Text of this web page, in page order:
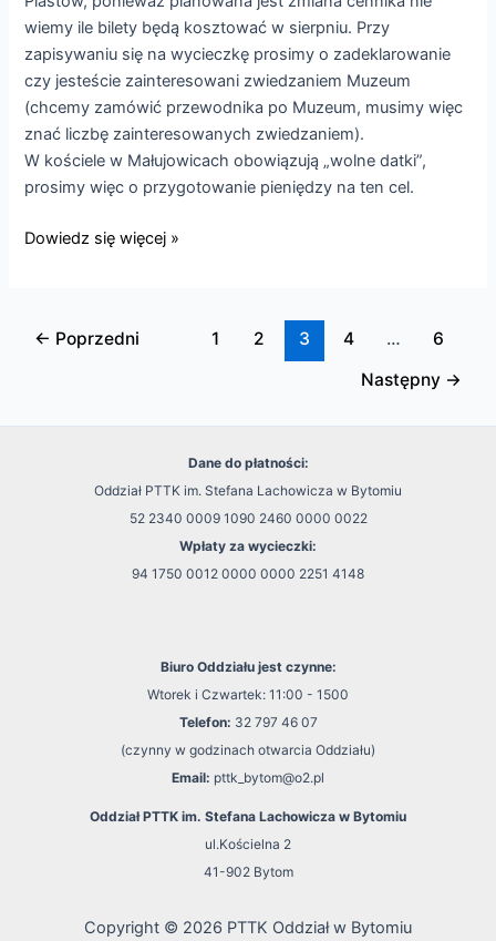
wiemy ile bilety będą kosztować w sierpniu. Przy
zapisywaniu się na wycieczkę prosimy o zadeklarowanie
czy jesteście zainteresowani zwiedzaniem Muzeum
(chcemy zamówić przewodnika po Muzeum, musimy więc
znać liczbę zainteresowanych zwiedzaniem).
W kościele w Małujowicach obowiązują „wolne datki”,
prosimy więc o przygotowanie pieniędzy na ten cel.
Zapraszamy
Brzegu
Dowiedz się więcej »
← Poprzedni 1 2 3 4 …
6
Następny →
Dane do płatności:
Oddział PTTK im. Stefana Lachowicza w Bytomiu
52 2340 0009 1090 2460 0000 0022
Wpłaty za wycieczki:
94 1750 0012 0000 0000 2251 4148
Biuro Oddziału jest czynne:
Wtorek i Czwartek: 11:00 - 1500
Telefon: 32 797 46 07
(czynny w godzinach otwarcia Oddziału)
Email: pttk_bytom@o2.pl
Oddział PTTK im. Stefana Lachowicza w Bytomiu
ul.Kościelna 2
41-902 Bytom
Copyright © 2026 PTTK Oddział w Bytomiu